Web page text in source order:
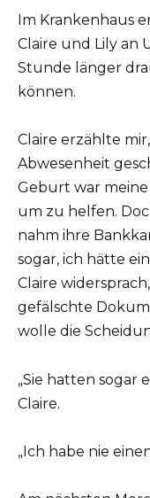
Im Krankenhaus
Claire und Lily an
Stunde länger
können.
Claire erzählte
Abwesenheit
Geburt war
um zu helfen.
nahm ihre
sogar, ich hätte
Claire
gefälschte
wolle die
„Sie hatten sogar
Claire.
„Ich habe nie